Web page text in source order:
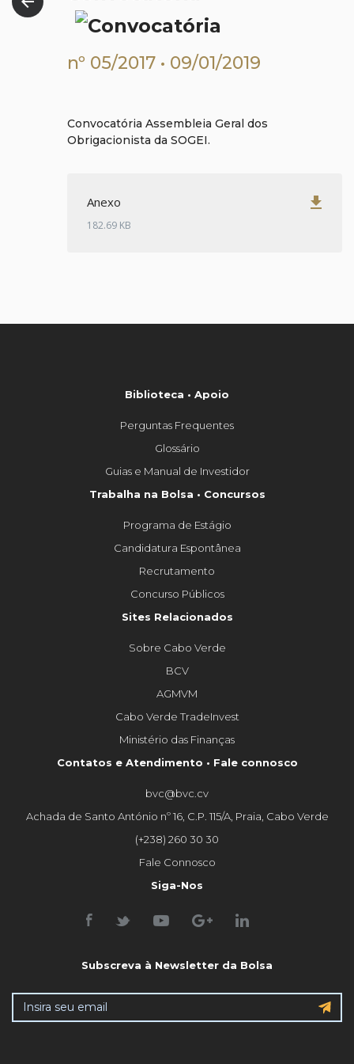
nº 05/2017 • 09/01/2019
Convocatória Assembleia Geral dos
Obrigacionista da SOGEI.
Anexo
182.69 KB
get_app
Biblioteca • Apoio
Perguntas Frequentes
Glossário
Guias e Manual de Investidor
Trabalha na Bolsa • Concursos
Programa de Estágio
Candidatura Espontânea
Recrutamento
Concurso Públicos
Sites Relacionados
Sobre Cabo Verde
BCV
AGMVM
Cabo Verde TradeInvest
Ministério das Finanças
Contatos e Atendimento • Fale connosco
bvc@bvc.cv
Achada de Santo António nº 16, C.P. 115/A, Praia, Cabo Verde
(+238) 260 30 30
Fale Connosco
Siga-Nos
Subscreva à Newsletter da Bolsa